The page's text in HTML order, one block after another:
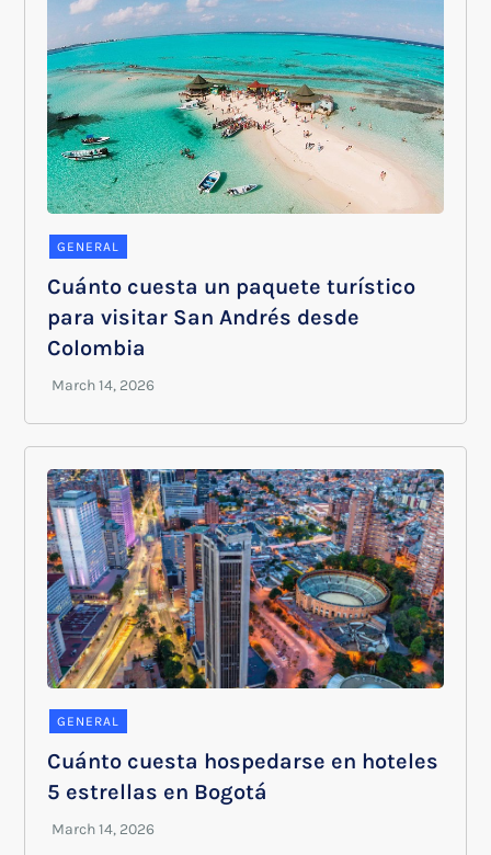
GENERAL
Cuánto cuesta un paquete turístico
para visitar San Andrés desde
Colombia
GENERAL
Cuánto cuesta hospedarse en hoteles
5 estrellas en Bogotá